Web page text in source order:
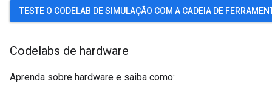
TESTE O CODELAB DE SIMULAÇÃO COM A CADEIA DE
Codelabs de hardware
Aprenda sobre hardware e saiba como: